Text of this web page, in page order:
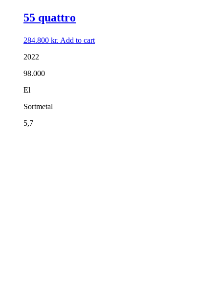
55 quattro
284.800 kr. Add to cart
2022
98.000
El
Sortmetal
5,7